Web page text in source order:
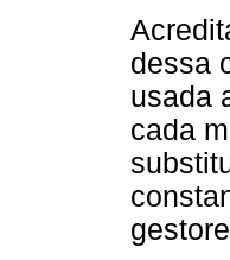
dessa
usada
cada